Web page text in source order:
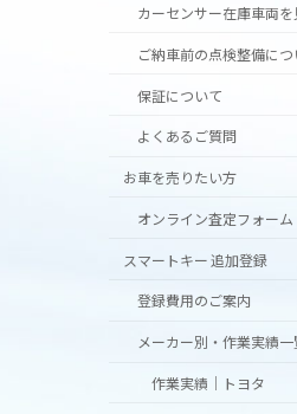
カーセンサー在庫車両を
ご納車前の点検整備につ
保証について
よくあるご質問
お車を売りたい方
オンライン査定フォーム
スマートキー 追加登録
登録費用のご案内
メーカー別・作業実績一
作業実績｜トヨタ